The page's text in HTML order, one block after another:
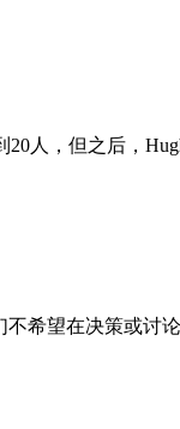
人，但之后，
希望在决策或讨